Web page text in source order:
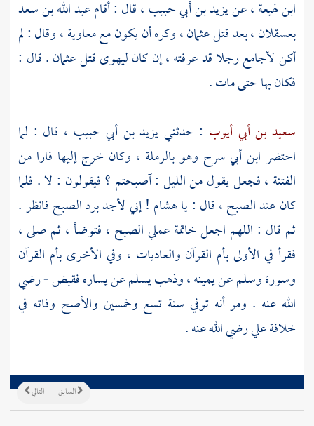
ابن لهيعة، عنيزيد بن أبي حبيب ، قال : أقامعبد الله بن سعد
بعسقلان، بعد قتلعثمان، وكره أن يكون معمعاوية، وقال : لم
أكن لأجامع رجلا قد عرفته ، إن كان ليهوى قتلعثمان. قال :
فكان بها حتى مات .
سعيد بن أبي أيوب : حدثني يزيد بن أبي حبيب ، قال : لما
احتضر ابن أبي سرح وهوبالرملة ، وكان خرج إليها فارا من
الفتنة ، فجعل يقول من الليل : آصبحتم ؟ فيقولون : لا . فلما
كان عند الصبح ، قال : ياهشام ! إني لأجد برد الصبح فانظر .
ثم قال : اللهم اجعل خاتمة عملي الصبح ، فتوضأ ، ثم صلى ،
فقرأ في الأولى بأم القرآن والعاديات ، وفي الأخرى بأم القرآن
وسورة وسلم عن يمينه ، وذهب يسلم عن يساره فقبض - رضي
الله عنه . ومر أنه توفي سنة تسع وخمسين والأصح وفاته في
خلافةعليرضي الله عنه .
التالي السابق